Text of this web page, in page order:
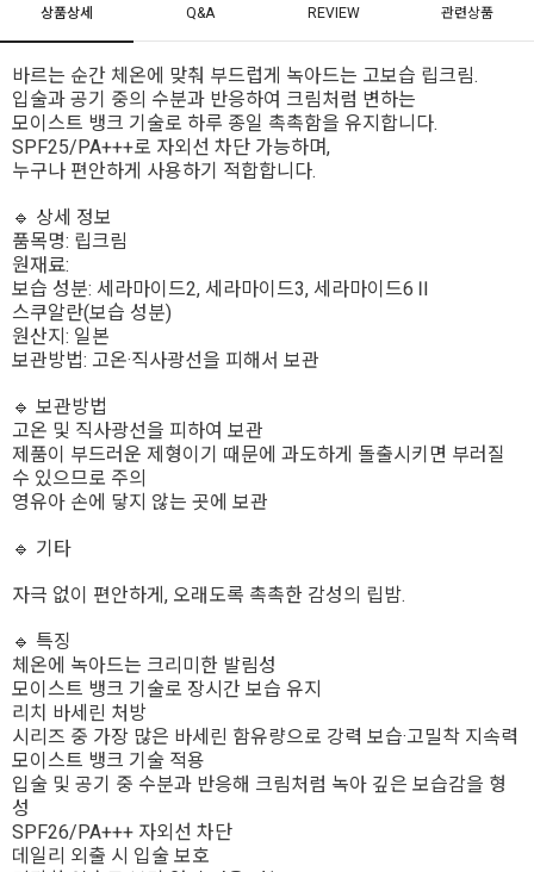
상품상세 Q&A REVIEW 관련상품
바르는 순간 체온에 맞춰 부드럽게 녹아드는 고보습 립크림.
입술과 공기 중의 수분과 반응하여 크림처럼 변하는
모이스트 뱅크 기술로 하루 종일 촉촉함을 유지합니다.
SPF25/PA+++로 자외선 차단 가능하며,
누구나 편안하게 사용하기 적합합니다.
🔹 상세 정보
품목명: 립크림
원재료:
보습 성분: 세라마이드2, 세라마이드3, 세라마이드6Ⅱ
스쿠알란(보습 성분)
원산지: 일본
보관방법: 고온·직사광선을 피해서 보관
🔹 보관방법
고온 및 직사광선을 피하여 보관
제품이 부드러운 제형이기 때문에 과도하게 돌출시키면 부러질
수 있으므로 주의
영유아 손에 닿지 않는 곳에 보관
🔹 기타
자극 없이 편안하게, 오래도록 촉촉한 감성의 립밤.
🔹 특징
체온에 녹아드는 크리미한 발림성
모이스트 뱅크 기술로 장시간 보습 유지
리치 바세린 처방
시리즈 중 가장 많은 바세린 함유량으로 강력 보습·고밀착 지속력
모이스트 뱅크 기술 적용
입술 및 공기 중 수분과 반응해 크림처럼 녹아 깊은 보습감을 형
성
SPF26/PA+++ 자외선 차단
데일리 외출 시 입술 보호